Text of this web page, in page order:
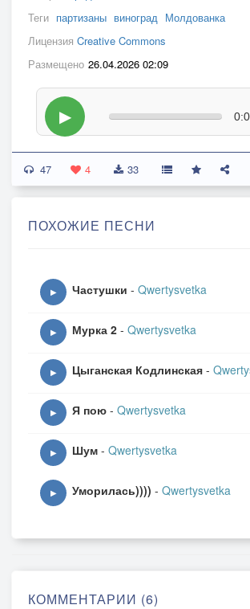
Теги партизаны виноград Молдованка
Лицензия Creative Commons
Размещено 26.04.2026 02:09
▶
47 4 33
ПОХОЖИЕ ПЕСНИ
▶ Частушки - Qwertysvetka
▶ Мурка 2 - Qwertysvetka
▶ Цыганская Кодлинская -
▶ Я пою - Qwertysvetka
▶ Шум - Qwertysvetka
▶ Уморилась)))) - Qwertysvetka
КОММЕНТАРИИ (6)